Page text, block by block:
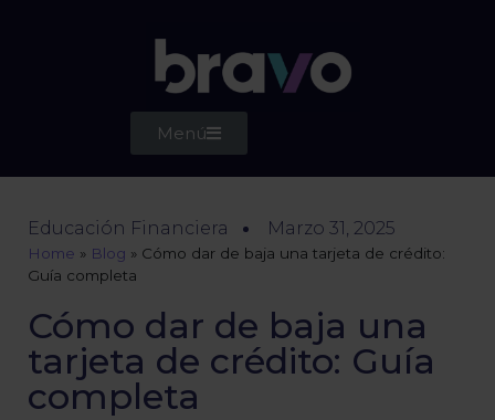
Menú
Educación Financiera Marzo 31, 2025
Home » Blog » Cómo dar de baja una tarjeta de crédito:
Guía completa
Cómo dar de baja una
tarjeta de crédito: Guía
completa